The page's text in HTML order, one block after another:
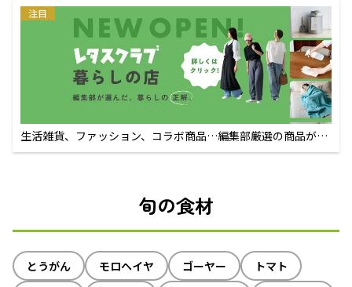
注目
生活雑貨、ファッション、コラボ商品…編集部厳選の商品が買
えるECサイト
旬の食材
とうがん モロヘイヤ ゴーヤー
トマト